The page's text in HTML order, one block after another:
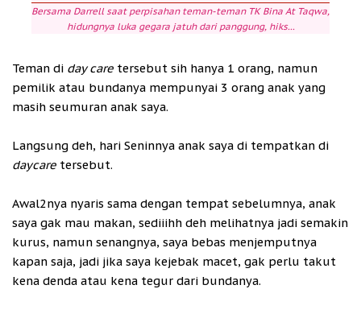
Bersama Darrell saat perpisahan teman-teman TK Bina At Taqwa,
hidungnya luka gegara jatuh dari panggung, hiks...
Teman di day care tersebut sih hanya 1 orang, namun
pemilik atau bundanya mempunyai 3 orang anak yang
masih seumuran anak saya.
Langsung deh, hari Seninnya anak saya di tempatkan di
daycare tersebut.
Awal2nya nyaris sama dengan tempat sebelumnya, anak
saya gak mau makan, sediiihh deh melihatnya jadi semakin
kurus, namun senangnya, saya bebas menjemputnya
kapan saja, jadi jika saya kejebak macet, gak perlu takut
kena denda atau kena tegur dari bundanya.